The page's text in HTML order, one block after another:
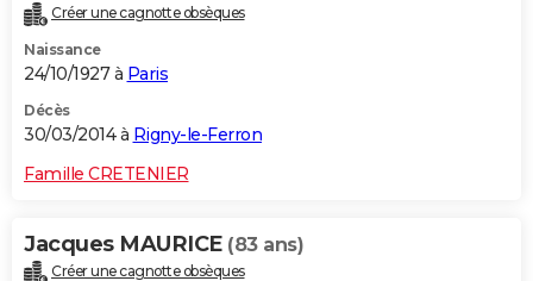
Créer une cagnotte obsèques
Naissance
24/10/1927 à Paris
Décès
30/03/2014 à Rigny-le-Ferron
Famille CRETENIER
Jacques MAURICE (83 ans)
Créer une cagnotte obsèques